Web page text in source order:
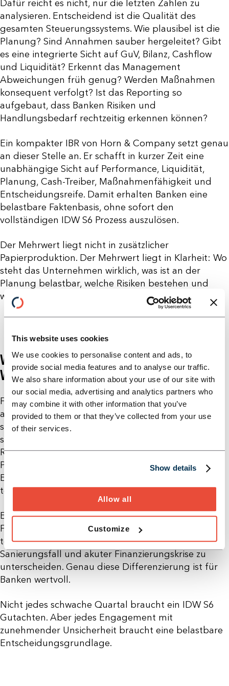
This website uses cookies
We use cookies to personalise content and ads, to
provide social media features and to analyse our traffic.
We also share information about your use of our site with
our social media, advertising and analytics partners who
may combine it with other information that you’ve
provided to them or that they’ve collected from your use
of their services.
Show details
Allow all
Customize
Dafür reicht es nicht, nur die letzten Zahlen zu
analysieren. Entscheidend ist die Qualität des
gesamten Steuerungssystems. Wie plausibel ist die
Planung? Sind Annahmen sauber hergeleitet? Gibt
es eine integrierte Sicht auf GuV, Bilanz, Cashflow
und Liquidität? Erkennt das Management
Abweichungen früh genug? Werden Maßnahmen
konsequent verfolgt? Ist das Reporting so
aufgebaut, dass Banken Risiken und
Handlungsbedarf rechtzeitig erkennen können?
Ein kompakter IBR von Horn & Company setzt genau
an dieser Stelle an. Er schafft in kurzer Zeit eine
unabhängige Sicht auf Performance, Liquidität,
Planung, Cash-Treiber, Maßnahmenfähigkeit und
Entscheidungsreife. Damit erhalten Banken eine
belastbare Faktenbasis, ohne sofort den
vollständigen IDW S6 Prozess auszulösen.
Der Mehrwert liegt nicht in zusätzlicher
Papierproduktion. Der Mehrwert liegt in Klarheit: Wo
steht das Unternehmen wirklich, was ist an der
Planung belastbar, welche Risiken bestehen und
welche Maßnahmen sind kurzfristig entscheidend?
WARUM DAS FÜR BANKEN
WIRTSCHAFTLICH RELEVANT IST
Für Banken ist frühe Transparenz nicht nur
angenehm. Sie kann wirtschaftlich relevant sein. Je
später ein Engagement auffällig wird, desto stärker
steigen interne Aufwände, Eskalationsbedarf und
Risikovorsorgefragen. Wenn ein Kunde bereits im
Problemkreditprozess angekommen ist, werden
Entscheidungen komplexer, langsamer und häufig
teurer.
Ein früher IBR kann diesen Kipppunkt nicht in jedem
Fall verhindern. Aber er kann helfen, zwischen
temporärer Ergebnisschwäche, strukturellem
Sanierungsfall und akuter Finanzierungskrise zu
unterscheiden. Genau diese Differenzierung ist für
Banken wertvoll.
Nicht jedes schwache Quartal braucht ein IDW S6
Gutachten. Aber jedes Engagement mit
zunehmender Unsicherheit braucht eine belastbare
Entscheidungsgrundlage.